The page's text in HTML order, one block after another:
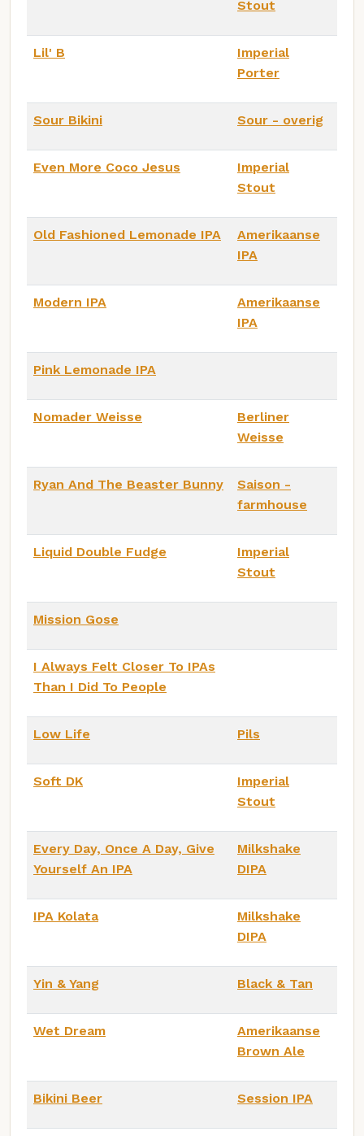
Stout
Lil' B
Imperial
Porter
Sour Bikini Sour - overig
Even More Coco Jesus
Imperial
Stout
Old Fashioned Lemonade IPA
Amerikaanse
IPA
Modern IPA
Amerikaanse
IPA
Pink Lemonade IPA
Nomader Weisse
Berliner
Weisse
Ryan And The Beaster Bunny
Saison -
farmhouse
Liquid Double Fudge
Imperial
Stout
Mission Gose
I Always Felt Closer To IPAs
Than I Did To People
Low Life Pils
Soft DK
Imperial
Stout
Every Day, Once A Day, Give
Yourself An IPA
Milkshake
DIPA
IPA Kolata
Milkshake
DIPA
Yin & Yang Black & Tan
Wet Dream
Amerikaanse
Brown Ale
Bikini Beer Session IPA